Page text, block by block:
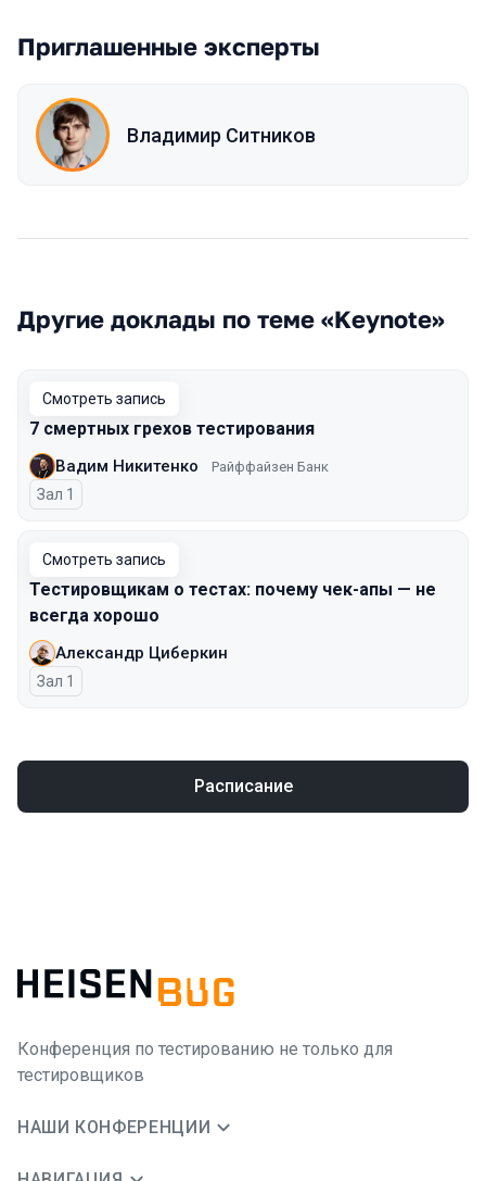
Приглашенные эксперты
Владимир Ситников
Другие доклады по теме «Keynote»
Смотреть запись
7 смертных грехов тестирования
Вадим Никитенко Райффайзен Банк
Зал 1
Смотреть запись
Тестировщикам о тестах: почему чек-апы — не
всегда хорошо
Александр Циберкин
Зал 1
Расписание
Конференция по тестированию не только для
тестировщиков
НАШИ КОНФЕРЕНЦИИ